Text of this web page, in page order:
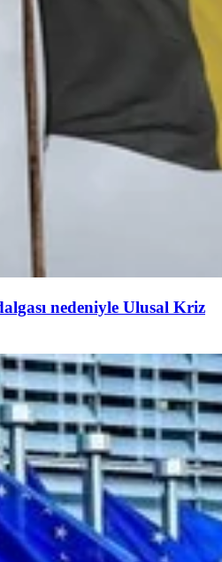
nedeniyle Ulusal Kriz